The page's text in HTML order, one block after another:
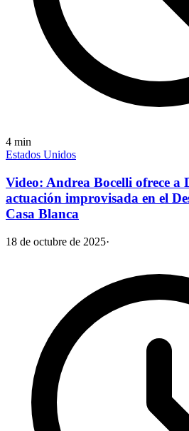
4 min
Estados Unidos
Video: Andrea Bocelli ofrece
actuación improvisada en el
Casa Blanca
18 de octubre de 2025·